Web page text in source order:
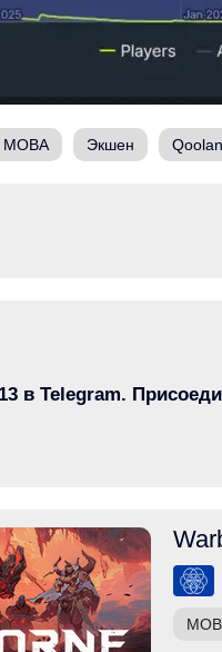
MOBA Экшен
в Telegram.